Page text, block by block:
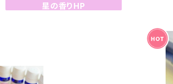
星の香りHP